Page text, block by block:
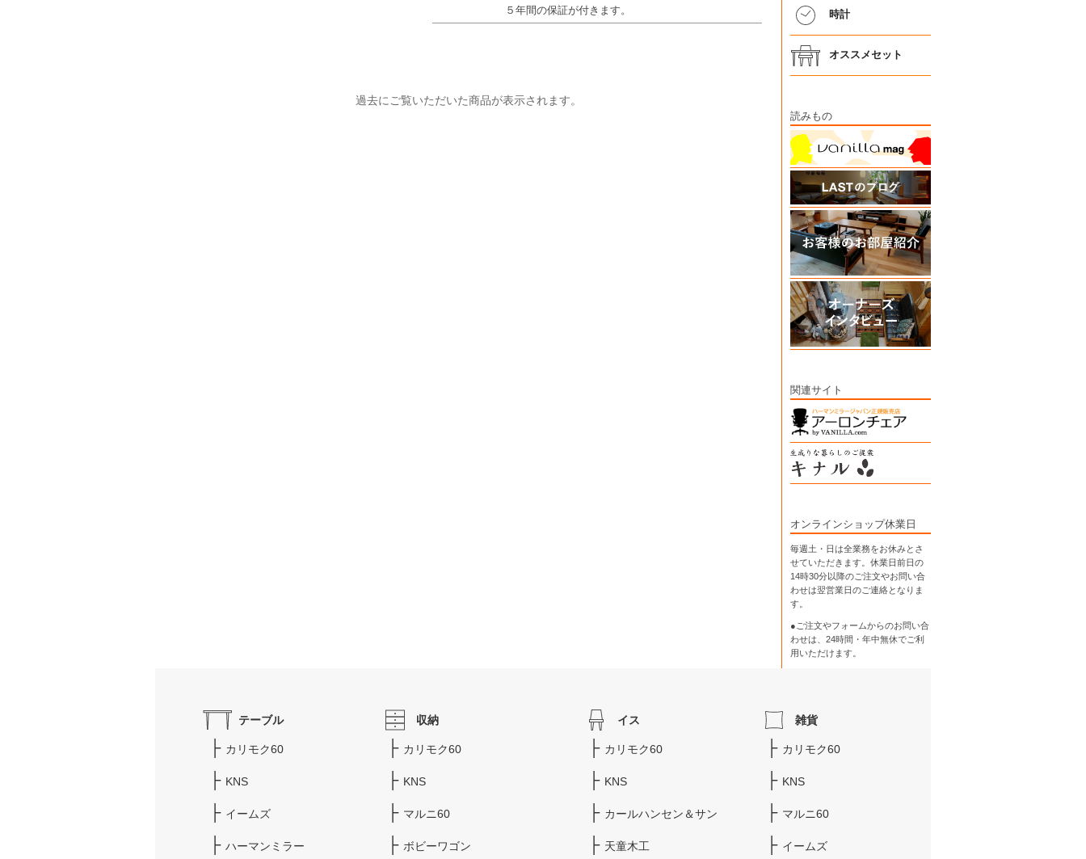
５年間の保証が付きます。
過去にご覧いただいた商品が表示されます。
時計
オススメセット
読みもの
関連サイト
オンラインショップ休業日
毎週土・日は全業務をお休みとさ
せていただきます。休業日前日の
14時30分以降のご注文やお問い合
わせは翌営業日のご連絡となりま
す。
●ご注文やフォームからのお問い合
わせは、 24時間・年中無休でご利
用いただけます。
テーブル
カリモク60
KNS
イームズ
ハーマンミラー
収納
カリモク60
KNS
マルニ60
ボビーワゴン
イス
カリモク60
KNS
カールハンセン＆サン
天童木工
雑貨
カリモク60
KNS
マルニ60
イームズ